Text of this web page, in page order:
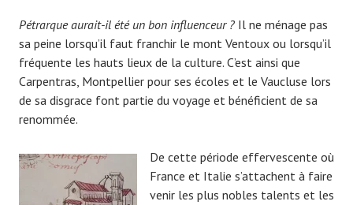
Pétrarque aurait-il été un bon influenceur ? Il ne ménage pas
sa peine lorsqu’il faut franchir le mont Ventoux ou lorsqu’il
fréquente les hauts lieux de la culture. C’est ainsi que
Carpentras, Montpellier pour ses écoles et le Vaucluse lors
de sa disgrace font partie du voyage et bénéficient de sa
renommée.
De cette période effervescente où
France et Italie s’attachent à faire
venir les plus nobles talents et les